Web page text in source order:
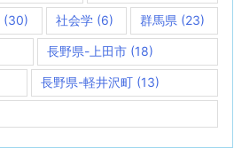
(30) 社会学(6) 群馬県 (23)
長野県-上田市(18)
長野県-軽井沢町 (13)